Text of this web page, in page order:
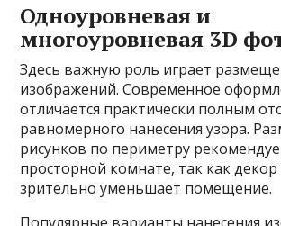
Одноуровневая и
многоуровневая 3D
Здесь важную роль играет
изображений. Современное
отличается практически полным
равномерного нанесения узора.
рисунков по периметру
просторной комнате, так как
зрительно уменьшает помещение.